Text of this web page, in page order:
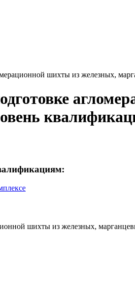
шихты из железных,
шихты из железных,